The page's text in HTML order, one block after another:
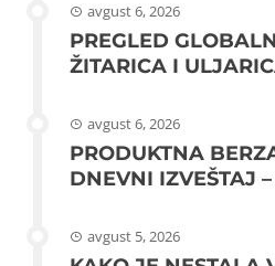
avgust 6, 2026
PREGLED
ŽITARICA I
avgust 6, 2026
PRODUKTNA
DNEVNI IZVEŠTAJ
avgust 5, 2026